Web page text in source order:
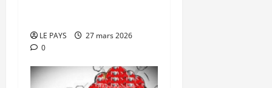
LE PAYS
27 mars 2026
0